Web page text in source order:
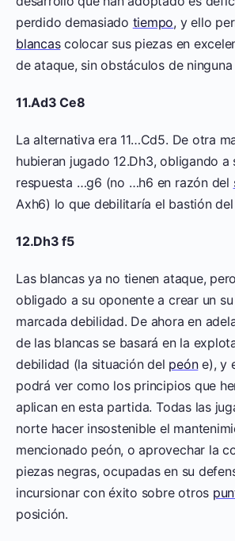
perdido demasiado tiempo, y ello
blancascolocar sus piezas en
de ataque, sin obstáculos de ninguna
11.Ad3 Ce8
La alternativa era 11…Cd5. De otra
hubieran jugado 12.Dh3, obligando
respuesta …g6 (no …h6 en razón del
Axh6) lo que debilitaría el bastión
12.Dh3 f5
Las blancas ya no tienen ataque,
obligado a su oponente a crear un
marcada debilidad. De ahora en
de las blancas se basará en la
debilidad (la situación del peóne), y
podrá ver como los principios que
aplican en esta partida. Todas las
norte hacer insostenible el
mencionado peón, o aprovechar la
piezas negras, ocupadas en su
incursionar con éxito sobre otros
posición.